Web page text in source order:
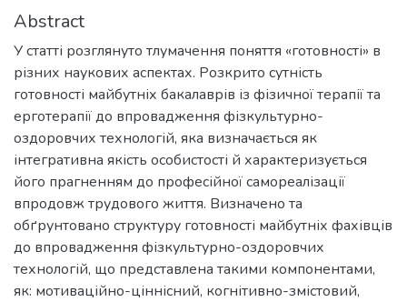
Abstract
У статті розглянуто тлумачення поняття «готовності» в
різних наукових аспектах. Розкрито сутність
готовності майбутніх бакалаврів із фізичної терапії та
ерготерапії до впровадження фізкультурно-
оздоровчих технологій, яка визначається як
інтегративна якість особистості й характеризується
його прагненням до професійної самореалізації
впродовж трудового життя. Визначено та
обґрунтовано структуру готовності майбутніх фахівців
до впровадження фізкультурно-оздоровчих
технологій, що представлена такими компонентами,
як: мотиваційно-ціннісний, когнітивно-змістовий,